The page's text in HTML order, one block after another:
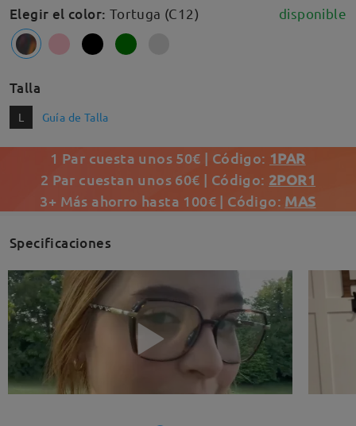
Elegir el color: Tortuga (C12) disponible
Talla
L Guía de Talla
1 Par cuesta unos 50€ | Código: 1PAR
2 Par cuestan unos 60€ | Código: 2POR1
3+ Más ahorro hasta 100€ | Código: MAS
Specificaciones